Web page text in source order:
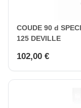
COUDE 90 d
125 DEVILLE
102,00 €